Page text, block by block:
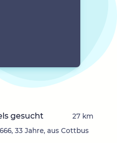
gesucht
33 Jahre, aus Cottbus
27 km